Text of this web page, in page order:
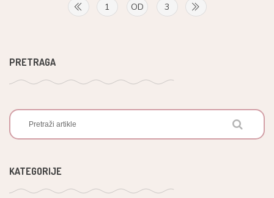
PRETRAGA
KATEGORIJE
1 OD 3